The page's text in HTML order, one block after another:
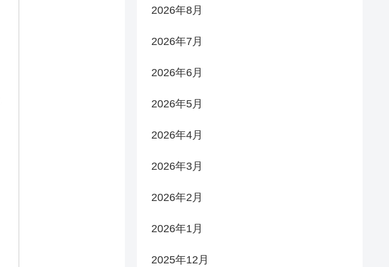
2026年8月
2026年7月
2026年6月
2026年5月
2026年4月
2026年3月
2026年2月
2026年1月
2025年12月